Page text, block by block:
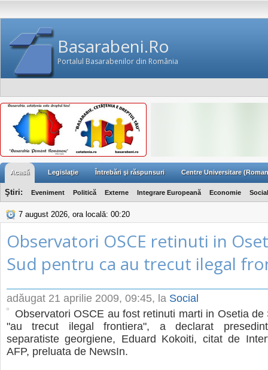
Basarabeni.Ro
Portalul Basarabenilor din România
Acasă Legislaţie Întrebări şi răspunsuri Centre Universitare
Ştiri: Eveniment Politică Externe Integrare Europeană Economie Social
7 august 2026, ora locală: 00:20
Observatori OSCE retinuti in
Sud pentru ca au trecut ilegal
adăugat 21 aprilie 2009, 09:45, la Social
Observatori OSCE au fost retinuti marti in Osetia de
"au trecut ilegal frontiera", a declarat
separatiste georgiene, Eduard Kokoiti, citat de
AFP, preluata de NewsIn.